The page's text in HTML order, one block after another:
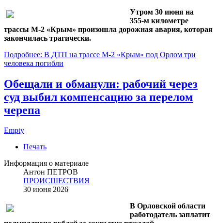
Утром 30 июня на
355‑м километре
трассы М‑2 «Крым» произошла дорожная авария, которая
закончилась трагически.
Подробнее: В ДТП на трассе М‑2 «Крым» под Орлом три
человека погибли
Обещали и обманули: рабочий через
суд выбил компенсацию за перелом
черепа
Empty
Печать
Информация о материале
Антон ПЕТРОВ
ПРОИСШЕСТВИЯ
30 июня 2026
В Орловской области
работодатель заплатит